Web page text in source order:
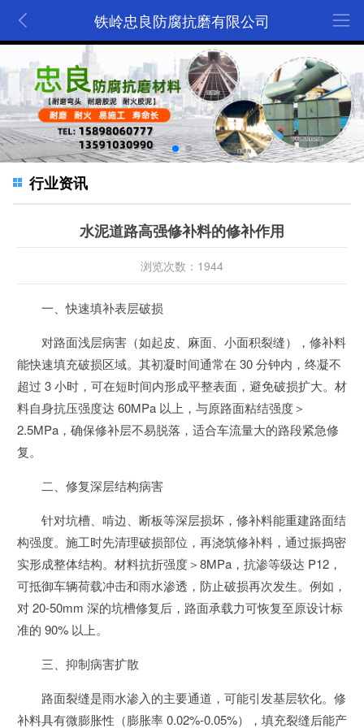
铁岭忠良防腐抗磨有限公司
行业资讯
水泥道路高强修补料的修补作用
浏览次数：1944
一、快速填补表层破损
对路面浅层病害（如起皮、麻面、小面积裂缝），修补料
能快速填充破损区域。其初凝时间通常在 30 分钟内，终凝不
超过 3 小时，可在短时间内形成平整表面，避免破损扩大。材
料自身抗压强度达 60MPa 以上，与原路面粘结强度＞
2.5MPa，确保修补层不易脱落，适合车流量大的路段紧急修
复。
二、修复深层结构病害
针对坑槽、啃边、断板等深层损坏，修补料能重建路面结
构强度。施工时先清理破损部位，再浇筑修补料，通过振捣密
实形成整体结构。材料抗折强度＞8MPa，抗渗等级达 P12，
可抵御车辆荷载冲击和雨水渗透，防止破损再次发生。例如，
对 20-50mm 深的坑槽修复后，路面承载力可恢复至原设计标
准的 90% 以上。
三、抑制病害扩散
路面裂缝是雨水渗入的主要通道，可能引发基层软化。修
补料具有微膨胀性（膨胀率 0.02%-0.05%），填充裂缝后能产